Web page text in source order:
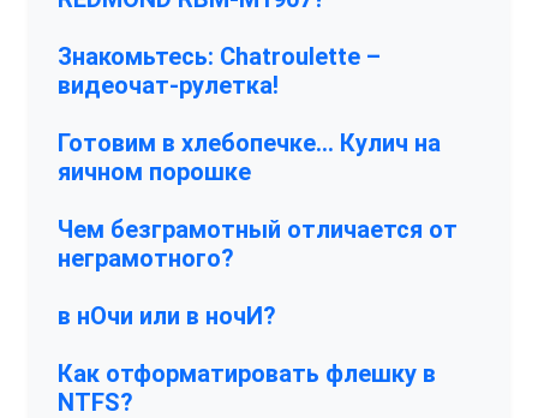
Знакомьтесь: Chatroulette –
видеочат-рулетка!
Готовим в хлебопечке… Кулич на
яичном порошке
Чем безграмотный отличается от
неграмотного?
в нОчи или в ночИ?
Как отформатировать флешку в
NTFS?